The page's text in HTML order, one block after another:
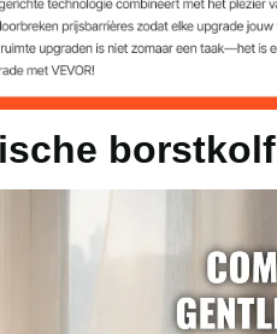
(5,4 x 3,7 x 2,8 inch)
borstkolf